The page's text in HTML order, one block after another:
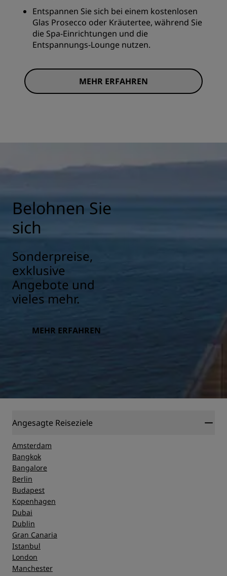
Entspannen Sie sich bei einem kostenlosen
Glas Prosecco oder Kräutertee, während Sie
die Spa-Einrichtungen und die
Entspannungs-Lounge nutzen.
MEHR ERFAHREN
Belohnen Sie
sich
Sonderpreise,
exklusive
Angebote und
vieles mehr.
MEHR ERFAHREN
Angesagte Reiseziele
Amsterdam
Bangkok
Bangalore
Berlin
Budapest
Kopenhagen
Dubai
Dublin
Gran Canaria
Istanbul
London
Manchester